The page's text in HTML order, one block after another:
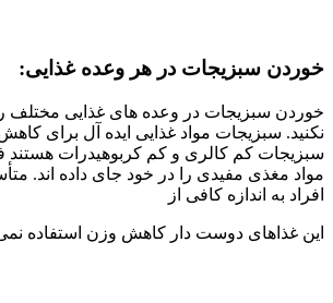
خوردن سبزیجات در هر وعده غذایی:
خوردن سبزیجات در وعده های غذایی مختلف
نکنید. سبزیجات مواد غذایی ایده آل برای
سبزیجات کم کالری و کم کربوهیدرات هستند
مواد مغذی مفیدی را در خود جای داده اند.
افراد به اندازه کافی از
این غذاهای دوست دار کاهش وزن استفاده